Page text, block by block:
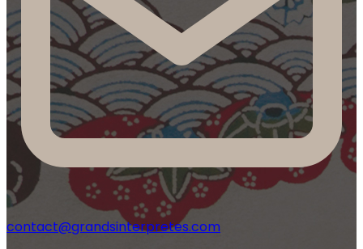
contact@grandsinterpretes.com